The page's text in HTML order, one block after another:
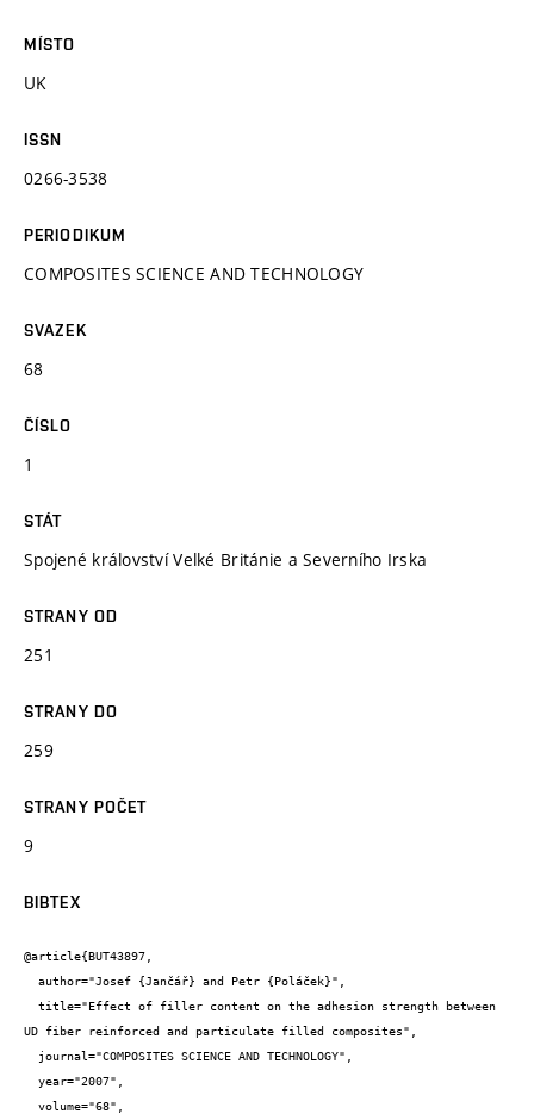
MÍSTO
UK
ISSN
0266-3538
PERIODIKUM
COMPOSITES SCIENCE AND TECHNOLOGY
SVAZEK
68
ČÍSLO
1
STÁT
Spojené království Velké Británie a Severního Irska
STRANY OD
251
STRANY DO
259
STRANY POČET
9
BIBTEX
@article{BUT43897,
UD fiber reinforced and particulate filled composites",